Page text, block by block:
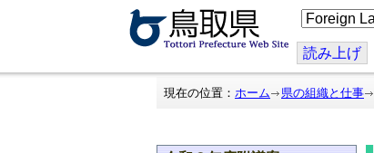
こ
の
ジ
を
翻
読み上げ
現在の位置： ホーム 県の組織と仕事